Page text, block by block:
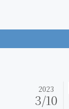
2023
3/10